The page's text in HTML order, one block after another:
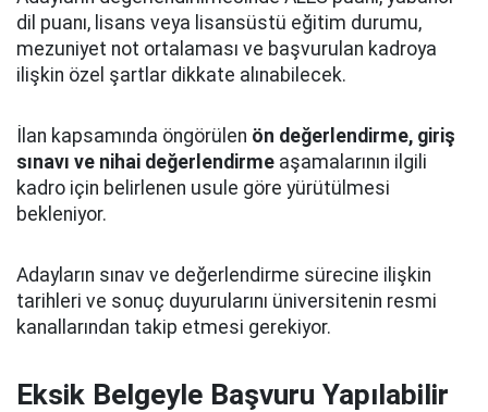
dil puanı, lisans veya lisansüstü eğitim durumu,
mezuniyet not ortalaması ve başvurulan kadroya
ilişkin özel şartlar dikkate alınabilecek.
İlan kapsamında öngörülen ön değerlendirme, giriş
sınavı ve nihai değerlendirme aşamalarının ilgili
kadro için belirlenen usule göre yürütülmesi
bekleniyor.
Adayların sınav ve değerlendirme sürecine ilişkin
tarihleri ve sonuç duyurularını üniversitenin resmi
kanallarından takip etmesi gerekiyor.
Eksik Belgeyle Başvuru Yapılabilir